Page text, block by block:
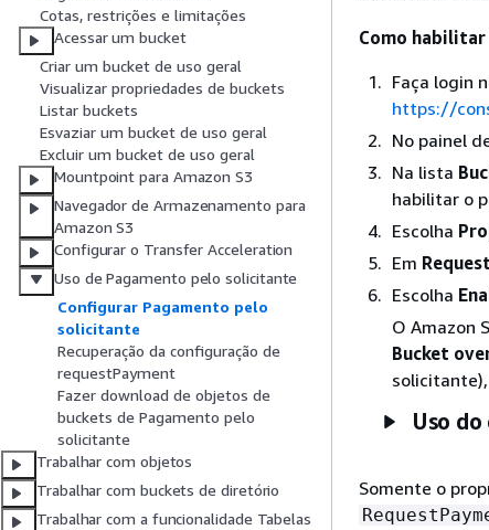
Cotas, restrições e limitações
Acessar um bucket
Criar um bucket de uso geral
Visualizar propriedades de buckets
Listar buckets
Esvaziar um bucket de uso geral
Excluir um bucket de uso geral
Mountpoint para Amazon S3
Navegador de Armazenamento para
Amazon S3
Configurar o Transfer Acceleration
Uso de Pagamento pelo solicitante
Configurar Pagamento pelo
solicitante
Recuperação da configuração de
requestPayment
Fazer download de objetos de
buckets de Pagamento pelo
solicitante
Trabalhar com objetos
Trabalhar com buckets de diretório
Trabalhar com a funcionalidade Tabelas
Como
Faça login
https://
No painel
Na lista
habilitar o
Escolha
Em
Escolha
O Amazon
Bucket
Uso do
Somente o